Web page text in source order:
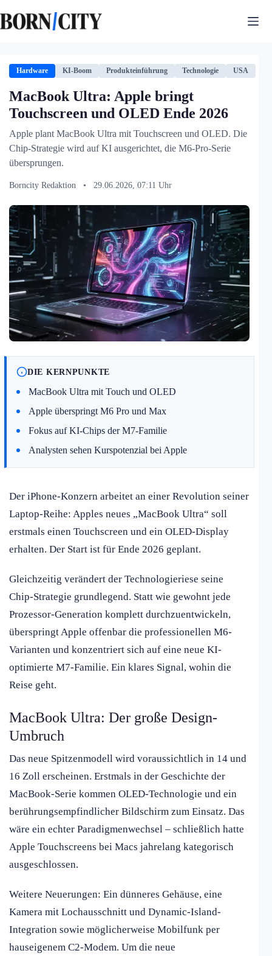
Inhalt
springen
Hardware KI-Boom Produkteinführung Technologie USA
MacBook Ultra: Apple bringt
Touchscreen und OLED Ende 2026
Apple plant MacBook Ultra mit Touchscreen und OLED. Die
Chip-Strategie wird auf KI ausgerichtet, die M6-Pro-Serie
übersprungen.
Borncity Redaktion • 29.06.2026, 07:11 Uhr
DIE KERNPUNKTE
MacBook Ultra mit Touch und OLED
Apple überspringt M6 Pro und Max
Fokus auf KI-Chips der M7-Familie
Analysten sehen Kurspotenzial bei Apple
Der iPhone-Konzern arbeitet an einer Revolution seiner
Laptop-Reihe: Apples neues „MacBook Ultra“ soll
erstmals einen Touchscreen und ein OLED-Display
erhalten. Der Start ist für Ende 2026 geplant.
Gleichzeitig verändert der Technologieriese seine
Chip-Strategie grundlegend. Statt wie gewohnt jede
Prozessor-Generation komplett durchzuentwickeln,
überspringt Apple offenbar die professionellen M6-
Varianten und konzentriert sich auf eine neue KI-
optimierte M7-Familie. Ein klares Signal, wohin die
Reise geht.
MacBook Ultra: Der große Design-
Umbruch
Das neue Spitzenmodell wird voraussichtlich in 14 und
16 Zoll erscheinen. Erstmals in der Geschichte der
MacBook-Serie kommen OLED-Technologie und ein
berührungsempfindlicher Bildschirm zum Einsatz. Das
wäre ein echter Paradigmenwechsel – schließlich hatte
Apple Touchscreens bei Macs jahrelang kategorisch
ausgeschlossen.
Weitere Neuerungen: Ein dünneres Gehäuse, eine
Kamera mit Lochausschnitt und Dynamic-Island-
Integration sowie möglicherweise Mobilfunk per
hauseigenem C2-Modem. Um die neue